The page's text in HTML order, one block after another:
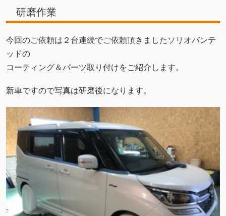
研磨作業
今回のご依頼は２台連続でご依頼頂きましたソリオバンテ
ッドの
コーティング＆パーツ取り付けをご紹介します。
新車ですので写真は研磨後になります。